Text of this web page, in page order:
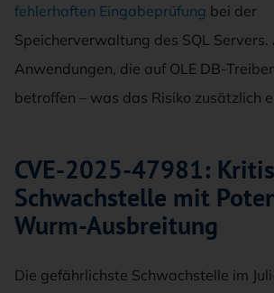
fehlerhaften Eingabeprüfung bei der
Speicherverwaltung des SQL Servers.
Anwendungen, die auf OLE DB-
betroffen – was das Risiko zusätzlich
CVE-2025-47981:
Schwachstelle mit
Wurm-Ausbreitung
Die gefährlichste Schwachstelle im